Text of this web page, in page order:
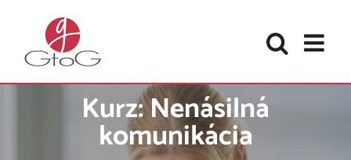
content
Kurz: Nenásilná
komunikácia